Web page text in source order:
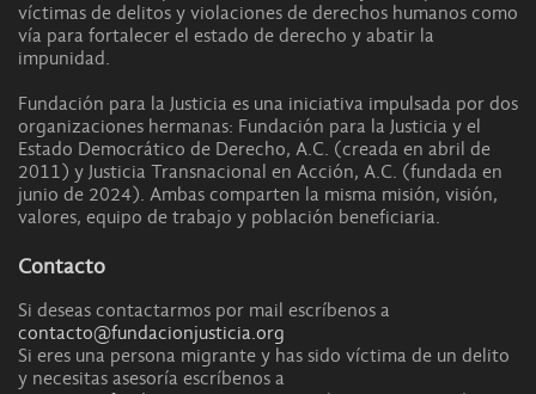
víctimas de delitos y violaciones de derechos humanos como
vía para fortalecer el estado de derecho y abatir la
impunidad.
Fundación para la Justicia es una iniciativa impulsada por dos
organizaciones hermanas: Fundación para la Justicia y el
Estado Democrático de Derecho, A.C. (creada en abril de
2011) y Justicia Transnacional en Acción, A.C. (fundada en
junio de 2024). Ambas comparten la misma misión, visión,
valores, equipo de trabajo y población beneficiaria.
Contacto
Si deseas contactarmos por mail escríbenos a
contacto@fundacionjusticia.org
Si eres una persona migrante y has sido víctima de un delito
y necesitas asesoría escríbenos a